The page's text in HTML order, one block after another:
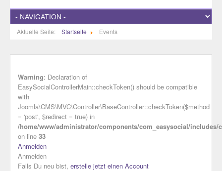
Aktuelle Seite: Startseite Events
Warning: Declaration of
EasySocialControllerMain::checkToken() should be compatible
with
Joomla\CMS\MVC\Controller\BaseController::checkToken($method
= 'post', $redirect = true) in
/home/www/administrator/components/com_easysocial/includes/
on line 33
Anmelden
Anmelden
Falls Du neu bist, erstelle jetzt einen Account